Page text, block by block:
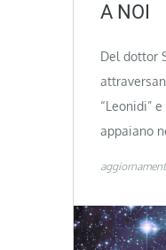
A NOI
Del dottor
“Leonidi”
appaiano